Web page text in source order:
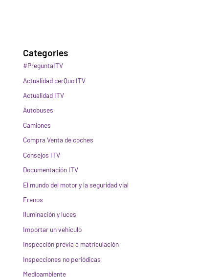
Categories
#PreguntaITV
Actualidad cerQuo ITV
Actualidad ITV
Autobuses
Camiones
Compra Venta de coches
Consejos ITV
Documentación ITV
El mundo del motor y la seguridad vial
Frenos
Iluminación y luces
Importar un vehículo
Inspección previa a matriculación
Inspecciones no periódicas
Medioambiente